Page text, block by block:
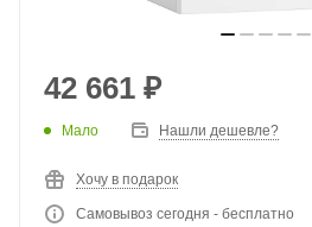
42 661 ₽
Мало Нашли дешевле?
Хочу в подарок
Самовывоз сегодня - бесплатно